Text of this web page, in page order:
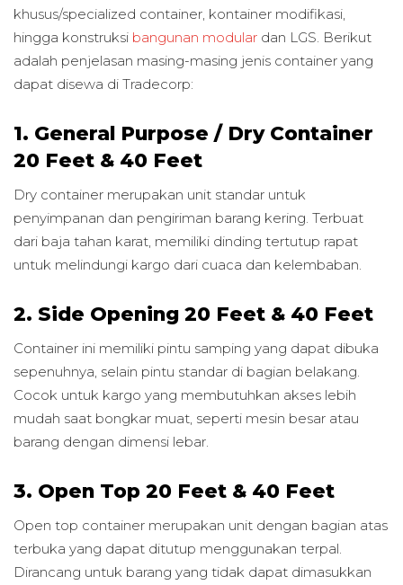
khusus/specialized container, kontainer modifikasi,
hingga konstruksi bangunan modular dan LGS. Berikut
adalah penjelasan masing-masing jenis container yang
dapat disewa di Tradecorp:
1. General Purpose / Dry Container
20 Feet & 40 Feet
Dry container merupakan unit standar untuk
penyimpanan dan pengiriman barang kering. Terbuat
dari baja tahan karat, memiliki dinding tertutup rapat
untuk melindungi kargo dari cuaca dan kelembaban.
2. Side Opening 20 Feet & 40 Feet
Container ini memiliki pintu samping yang dapat dibuka
sepenuhnya, selain pintu standar di bagian belakang.
Cocok untuk kargo yang membutuhkan akses lebih
mudah saat bongkar muat, seperti mesin besar atau
barang dengan dimensi lebar.
3. Open Top 20 Feet & 40 Feet
Open top container merupakan unit dengan bagian atas
terbuka yang dapat ditutup menggunakan terpal.
Dirancang untuk barang yang tidak dapat dimasukkan